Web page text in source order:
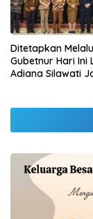
Ditetapkan
Gubetnur Hari Ini
Adiana Silawati